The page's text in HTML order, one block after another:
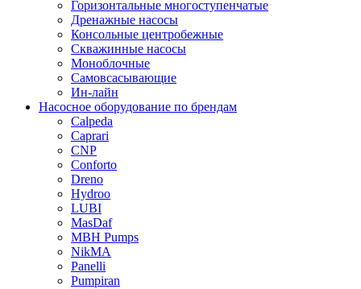
Горизонтальные многоступенчатые
Дренажные насосы
Консольные центробежные
Скважинные насосы
Моноблочные
Самовсасывающие
Ин-лайн
Насосное оборудование по брендам
Calpeda
Caprari
CNP
Conforto
Dreno
Hydroo
LUBI
MasDaf
MBH Pumps
NikMA
Panelli
Pumpiran